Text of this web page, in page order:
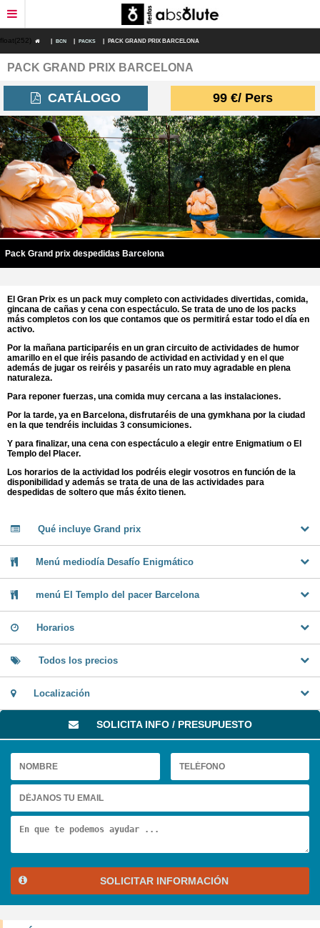
float(252) BCN PACKS PACK GRAND PRIX BARCELONA
PACK GRAND PRIX BARCELONA
99 €/ Pers
CATÁLOGO
Pack Grand prix despedidas Barcelona
El Gran Prix es un pack muy completo con actividades divertidas, comida,
gincana de cañas y cena con espectáculo. Se trata de uno de los packs
más completos con los que contamos que os permitirá estar todo el día en
activo.
Por la mañana participaréis en un gran circuito de actividades de humor
amarillo en el que iréis pasando de actividad en actividad y en el que
además de jugar os reiréis y pasaréis un rato muy agradable en plena
naturaleza.
Para reponer fuerzas, una comida muy cercana a las instalaciones.
Por la tarde, ya en Barcelona, disfrutaréis de una gymkhana por la ciudad
en la que tendréis incluidas 3 consumiciones.
Y para finalizar, una cena con espectáculo a elegir entre Enigmatium o El
Templo del Placer.
Los horarios de la actividad los podréis elegir vosotros en función de la
disponibilidad y además se trata de una de las actividades para
despedidas de soltero que más éxito tienen.
Qué incluye Grand prix
Menú mediodía Desafío Enigmático
menú El Templo del pacer Barcelona
Horarios
Todos los precios
Localización
SOLICITA INFO / PRESUPUESTO
SOLICITAR INFORMACIÓN
RESTAURANTES
DEPORTES DE AVENTURA
ESPECTÁCULOS
DESPEDIDAS ORIGINALES
DESPEDIDAS ECONÓMICAS
PACKS DESPEDIDAS